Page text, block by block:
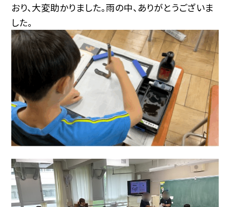
おり、大変助かりました。雨の中、ありがとうございま
した。